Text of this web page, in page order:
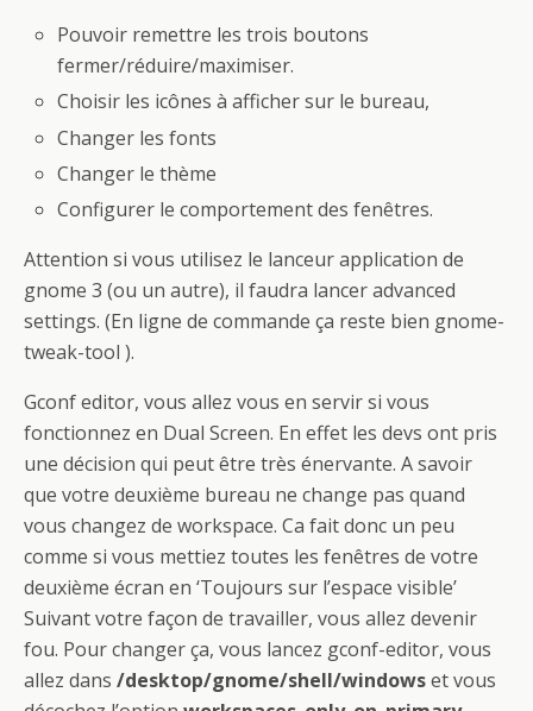
Pouvoir remettre les trois boutons
fermer/réduire/maximiser.
Choisir les icônes à afficher sur le bureau,
Changer les fonts
Changer le thème
Configurer le comportement des fenêtres.
Attention si vous utilisez le lanceur application de
gnome 3 (ou un autre), il faudra lancer advanced
settings. (En ligne de commande ça reste bien gnome-
tweak-tool ).
Gconf editor, vous allez vous en servir si vous
fonctionnez en Dual Screen. En effet les devs ont pris
une décision qui peut être très énervante. A savoir
que votre deuxième bureau ne change pas quand
vous changez de workspace. Ca fait donc un peu
comme si vous mettiez toutes les fenêtres de votre
deuxième écran en ‘Toujours sur l’espace visible’
Suivant votre façon de travailler, vous allez devenir
fou. Pour changer ça, vous lancez gconf-editor, vous
allez dans /desktop/gnome/shell/windowset vous